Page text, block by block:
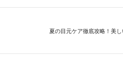
夏の目元ケア徹底攻略！美